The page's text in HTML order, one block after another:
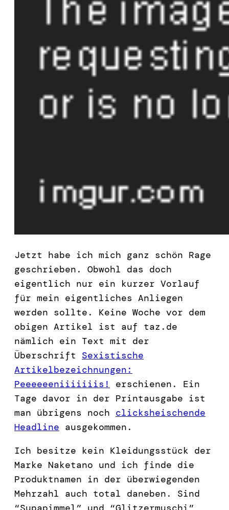
Jetzt habe ich mich ganz schön Rage
geschrieben. Obwohl das doch
eigentlich nur ein kurzer Vorlauf
für mein eigentliches Anliegen
werden sollte. Keine Woche vor dem
obigen Artikel ist auf taz.de
nämlich ein Text mit der
Überschrift Sexistische
Artikelbezeichnungen:
Peeeeeeniiiiiiis!
erschienen. Ein
Tage davor in der Printausgabe ist
man übrigens noch clicksheischende
Headline ausgekommen.
Ich besitze kein Kleidungsstück der
Marke Naketano und ich finde die
Produktnamen in der überwiegenden
Mehrzahl auch total daneben. Sind